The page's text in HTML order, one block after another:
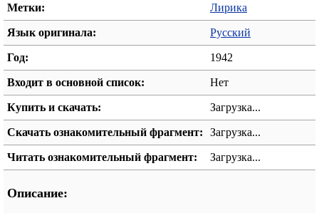
Метки: Лирика
Язык оригинала: Русский
Год: 1942
Входит в основной список: Нет
Купить и скачать: Загрузка...
Скачать ознакомительный фрагмент: Загрузка...
Читать ознакомительный фрагмент: Загрузка...
Описание: